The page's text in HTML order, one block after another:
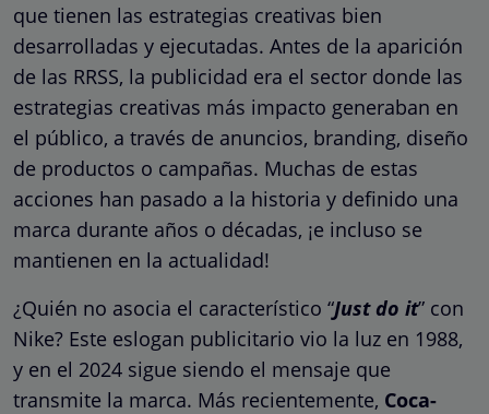
que tienen las estrategias creativas bien
desarrolladas y ejecutadas. Antes de la aparición
de las RRSS, la publicidad era el sector donde las
estrategias creativas más impacto generaban en
el público, a través de anuncios, branding, diseño
de productos o campañas. Muchas de estas
acciones han pasado a la historia y definido una
marca durante años o décadas, ¡e incluso se
mantienen en la actualidad!
¿Quién no asocia el característico “Just do it” con
Nike? Este eslogan publicitario vio la luz en 1988,
y en el 2024 sigue siendo el mensaje que
transmite la marca. Más recientemente, Coca-